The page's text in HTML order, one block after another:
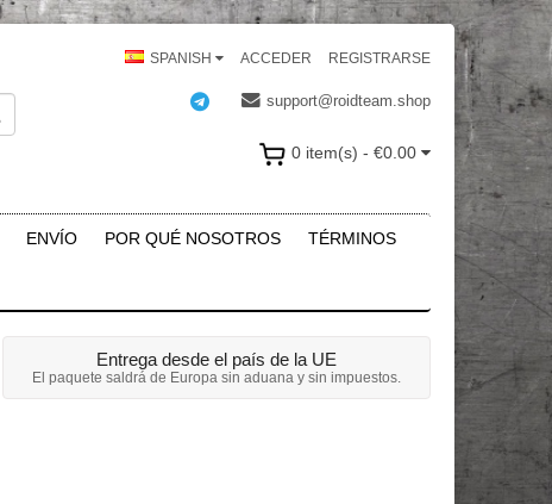
ACCEDER REGISTRARSE
SPANISH
support@roidteam.shop
0 item(s) - €0.00
ENVÍO POR QUÉ NOSOTROS TÉRMINOS
Entrega desde el país de la UE
El paquete saldrá de Europa sin aduana y sin impuestos.